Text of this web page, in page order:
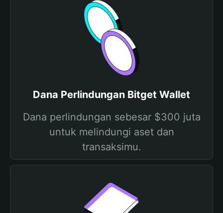
Dana Perlindungan Bitget Wallet
Dana perlindungan sebesar $300 juta
untuk melindungi aset dan
transaksimu.